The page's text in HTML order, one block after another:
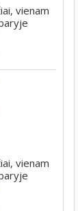
vienam
vienam